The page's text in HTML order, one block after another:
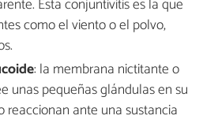
Esta conjuntivitis es la que
como el viento o el polvo,
: la membrana nictitante o
unas pequeñas glándulas en su
reaccionan ante una sustancia